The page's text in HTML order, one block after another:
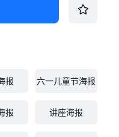
报 六一儿童节海报
报 讲座海报